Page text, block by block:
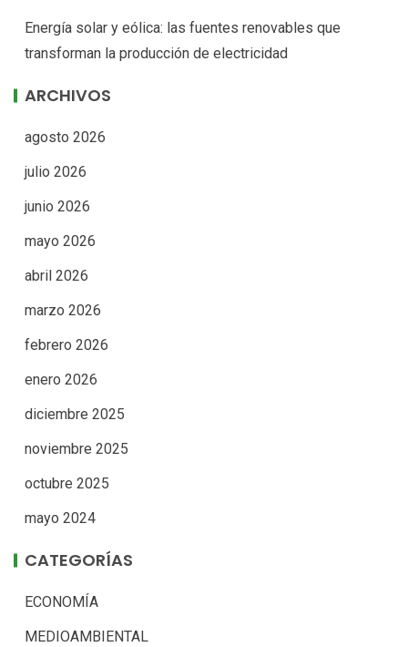
Energía solar y eólica: las fuentes renovables que
transforman la producción de electricidad
ARCHIVOS
agosto 2026
julio 2026
junio 2026
mayo 2026
abril 2026
marzo 2026
febrero 2026
enero 2026
diciembre 2025
noviembre 2025
octubre 2025
mayo 2024
CATEGORÍAS
ECONOMÍA
MEDIOAMBIENTAL